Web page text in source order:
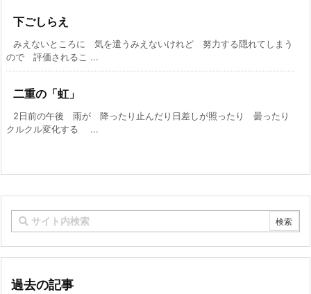
下ごしらえ
みえないところに 気を遣うみえないけれど 努力する隠れてしまう
ので 評価されるこ ...
二重の「虹」
2日前の午後 雨が 降ったり止んだり日差しが照ったり 曇ったり
クルクル変化する ...
過去の記事